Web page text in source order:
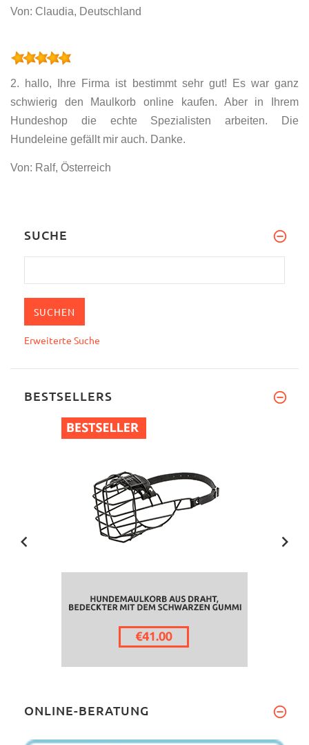
Von: Claudia, Deutschland
2. hallo, Ihre Firma ist bestimmt sehr gut! Es war ganz
schwierig den Maulkorb online kaufen. Aber in Ihrem
Hundeshop die echte Spezialisten arbeiten. Die
Hundeleine gefällt mir auch. Danke.
Von: Ralf, Österreich
SUCHE
Erweiterte Suche
BESTSELLERS
ONLINE-BERATUNG